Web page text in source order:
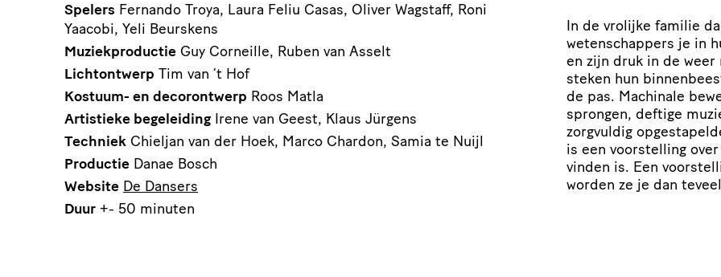
In de vrolijke familie
wetenschappers je in
en zijn druk in de
steken hun
de pas. Machinale
sprongen, deftige
zorgvuldig
is een voorstelling
vinden is. Een
worden ze je dan
Spelers Fernando Troya, Laura Feliu Casas, Oliver Wagstaff, Roni
Yaacobi, Yeli Beurskens
Muziekproductie Guy Corneille, Ruben van Asselt
Lichtontwerp Tim van ’t Hof
Kostuum- en decorontwerp Roos Matla
Artistieke begeleiding Irene van Geest, Klaus Jürgens
Techniek Chieljan van der Hoek, Marco Chardon, Samia te Nuijl
Productie Danae Bosch
Website De Dansers
Duur +- 50 minuten